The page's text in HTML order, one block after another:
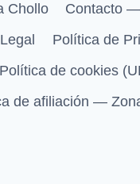
Chollo
Contacto
Política de
Política de cookies
de afiliación —